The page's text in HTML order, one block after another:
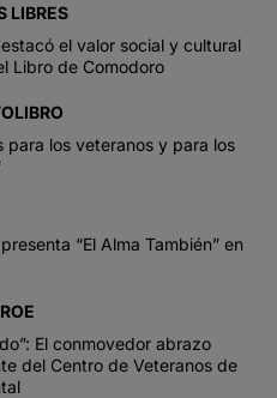
LIBRES
el valor social y cultural
Libro de Comodoro
para los veteranos y para los
“El Alma También” en
El conmovedor abrazo
del Centro de Veteranos de